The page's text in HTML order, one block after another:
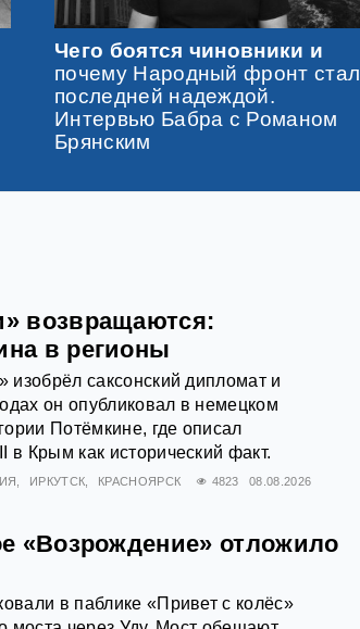
Чего боятся чиновники и
почему Народный фронт стал
последней надеждой.
Интервью Бабра с Романом
Брянским
возвращаются:
в регионы
изобрёл саксонский дипломат и
он опубликовал в немецком
Потёмкине, где описал
Крым как исторический факт.
ИРКУТСК КРАСНОЯРСК 4823 08.08.2026
«Возрождение» отложило
в паблике «Привет с колёс»